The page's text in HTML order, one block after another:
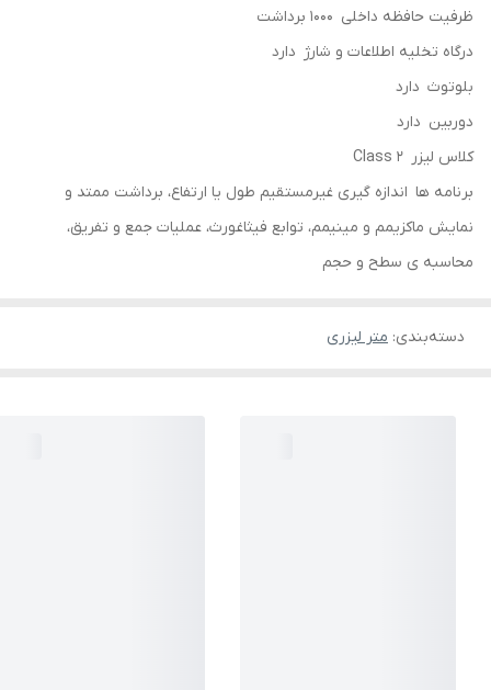
ظرفیت حافظه داخلی 1000 برداشت
درگاه تخلیه اطلاعات و شارژ دارد
بلوتوث دارد
دوربین دارد
کلاس لیزر Class 2
برنامه ها اندازه گیری غیرمستقیم طول یا ارتفاع، برداشت ممتد و
نمایش ماکزیمم و مینیمم، توابع فیثاغورث، عملیات جمع و تفریق،
محاسبه ی سطح و حجم
دسته‌بندی: متر لیزری